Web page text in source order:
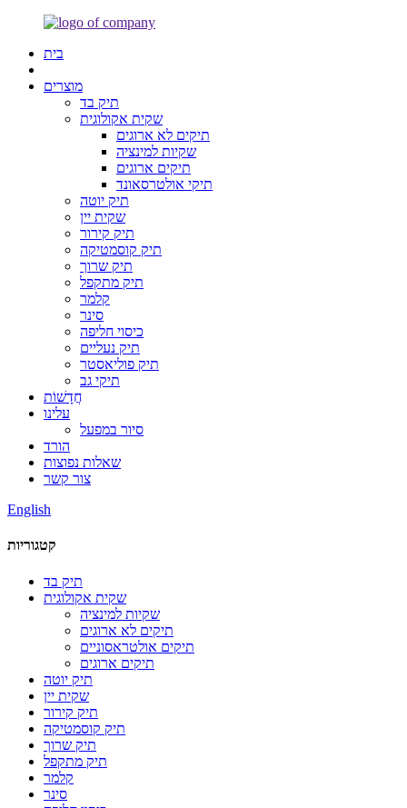
בית
מוצרים
תיק בד
שקית אקולוגית
תיקים לא ארוגים
שקיות למינציה
תיקים ארוגים
תיקי אולטרסאונד
תיק יוטה
שקית יין
תיק קירור
תיק קוסמטיקה
תיק שרוך
תיק מתקפל
קלמר
סינר
כיסוי חליפה
תיק נעליים
תיק פוליאסטר
תיקי גב
חֲדָשׁוֹת
עלינו
סיור במפעל
הורד
שאלות נפוצות
צור קשר
English
קטגוריות
תיק בד
שקית אקולוגית
שקיות למינציה
תיקים לא ארוגים
תיקים אולטראסוניים
תיקים ארוגים
תיק יוטה
שקית יין
תיק קירור
תיק קוסמטיקה
תיק שרוך
תיק מתקפל
קלמר
סינר